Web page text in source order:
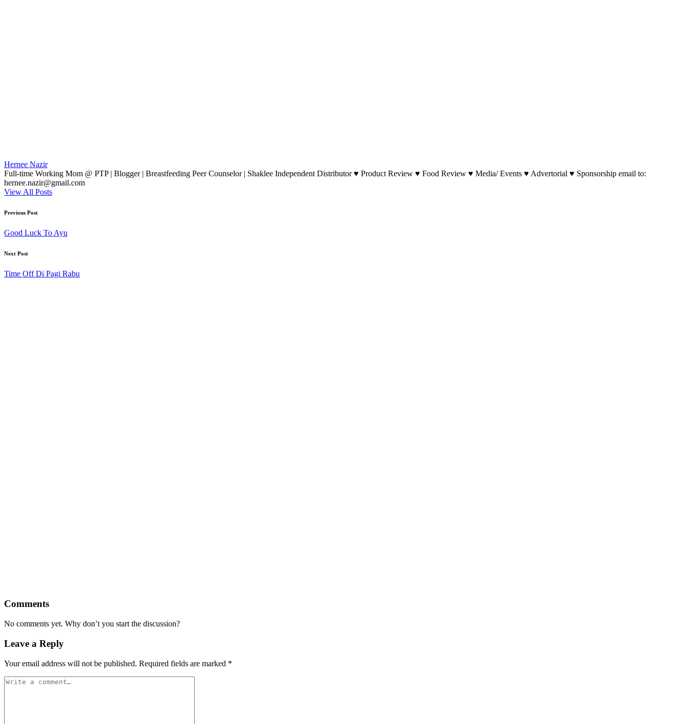
Hernee Nazir
Full-time Working Mom @ PTP | Blogger | Breastfeeding Peer Counselor | Shaklee Independent Distributor ♥ Product Review ♥ Food Review ♥ Media/ Events ♥ Advertorial ♥ Sponsorship email to:
hernee.nazir@gmail.com
View All Posts
Post
navigation
Previous Post
Good Luck To Ayu
Next Post
Time Off Di Pagi Rabu
Comments
No comments yet. Why don’t you start the discussion?
Leave a Reply
Your email address will not be published. Required fields are marked *